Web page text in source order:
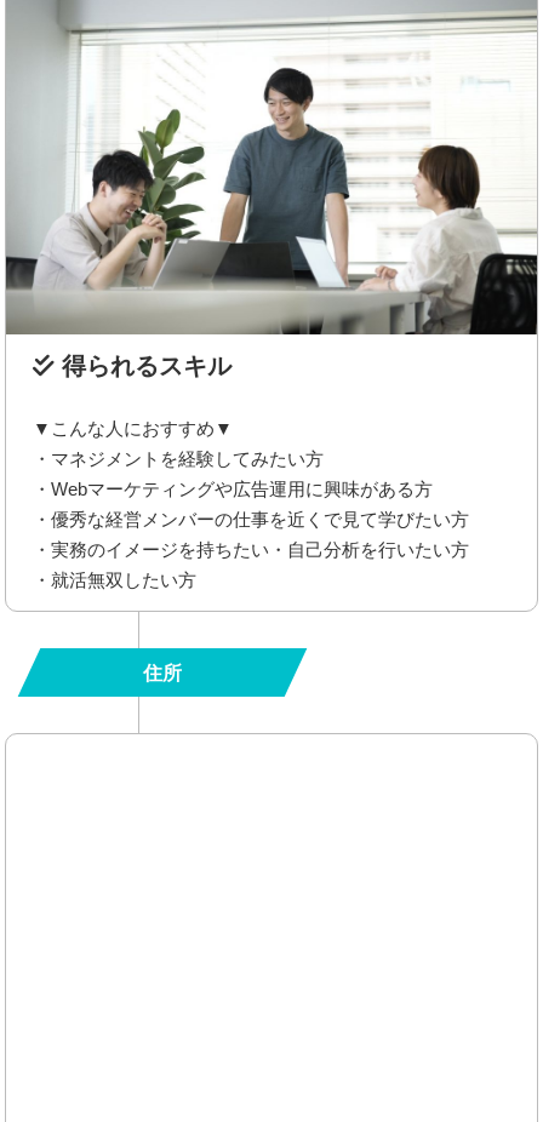
得られるスキル
▼こんな人におすすめ▼
・マネジメントを経験してみたい方
・Webマーケティングや広告運用に興味がある方
・優秀な経営メンバーの仕事を近くで見て学びたい方
・実務のイメージを持ちたい・自己分析を行いたい方
・就活無双したい方
住所